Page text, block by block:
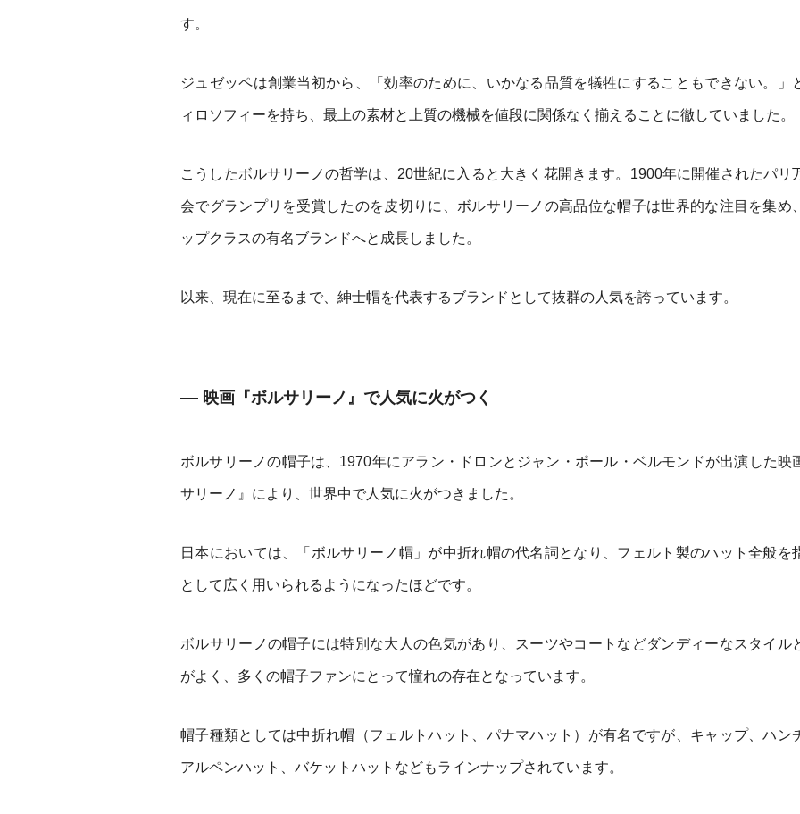
す。
ジュゼッペは創業当初から、「効率のために、いかなる品質を犠牲にすることもできない。」
ィロソフィーを持ち、最上の素材と上質の機械を値段に関係なく揃えることに徹していました。
こうしたボルサリーノの哲学は、20世紀に入ると大きく花開きます。1900年に開催されたパリ
会でグランプリを受賞したのを皮切りに、ボルサリーノの高品位な帽子は世界的な注目を集め
ップクラスの有名ブランドへと成長しました。
以来、現在に至るまで、紳士帽を代表するブランドとして抜群の人気を誇っています。
映画『ボルサリーノ』で人気に火がつく
ボルサリーノの帽子は、1970年にアラン・ドロンとジャン・ポール・ベルモンドが出演した映
サリーノ』により、世界中で人気に火がつきました。
日本においては、「ボルサリーノ帽」が中折れ帽の代名詞となり、フェルト製のハット全般を
として広く用いられるようになったほどです。
ボルサリーノの帽子には特別な大人の色気があり、スーツやコートなどダンディーなスタイル
がよく、多くの帽子ファンにとって憧れの存在となっています。
帽子種類としては中折れ帽（フェルトハット、パナマハット）が有名ですが、キャップ、ハン
アルペンハット、バケットハットなどもラインナップされています。